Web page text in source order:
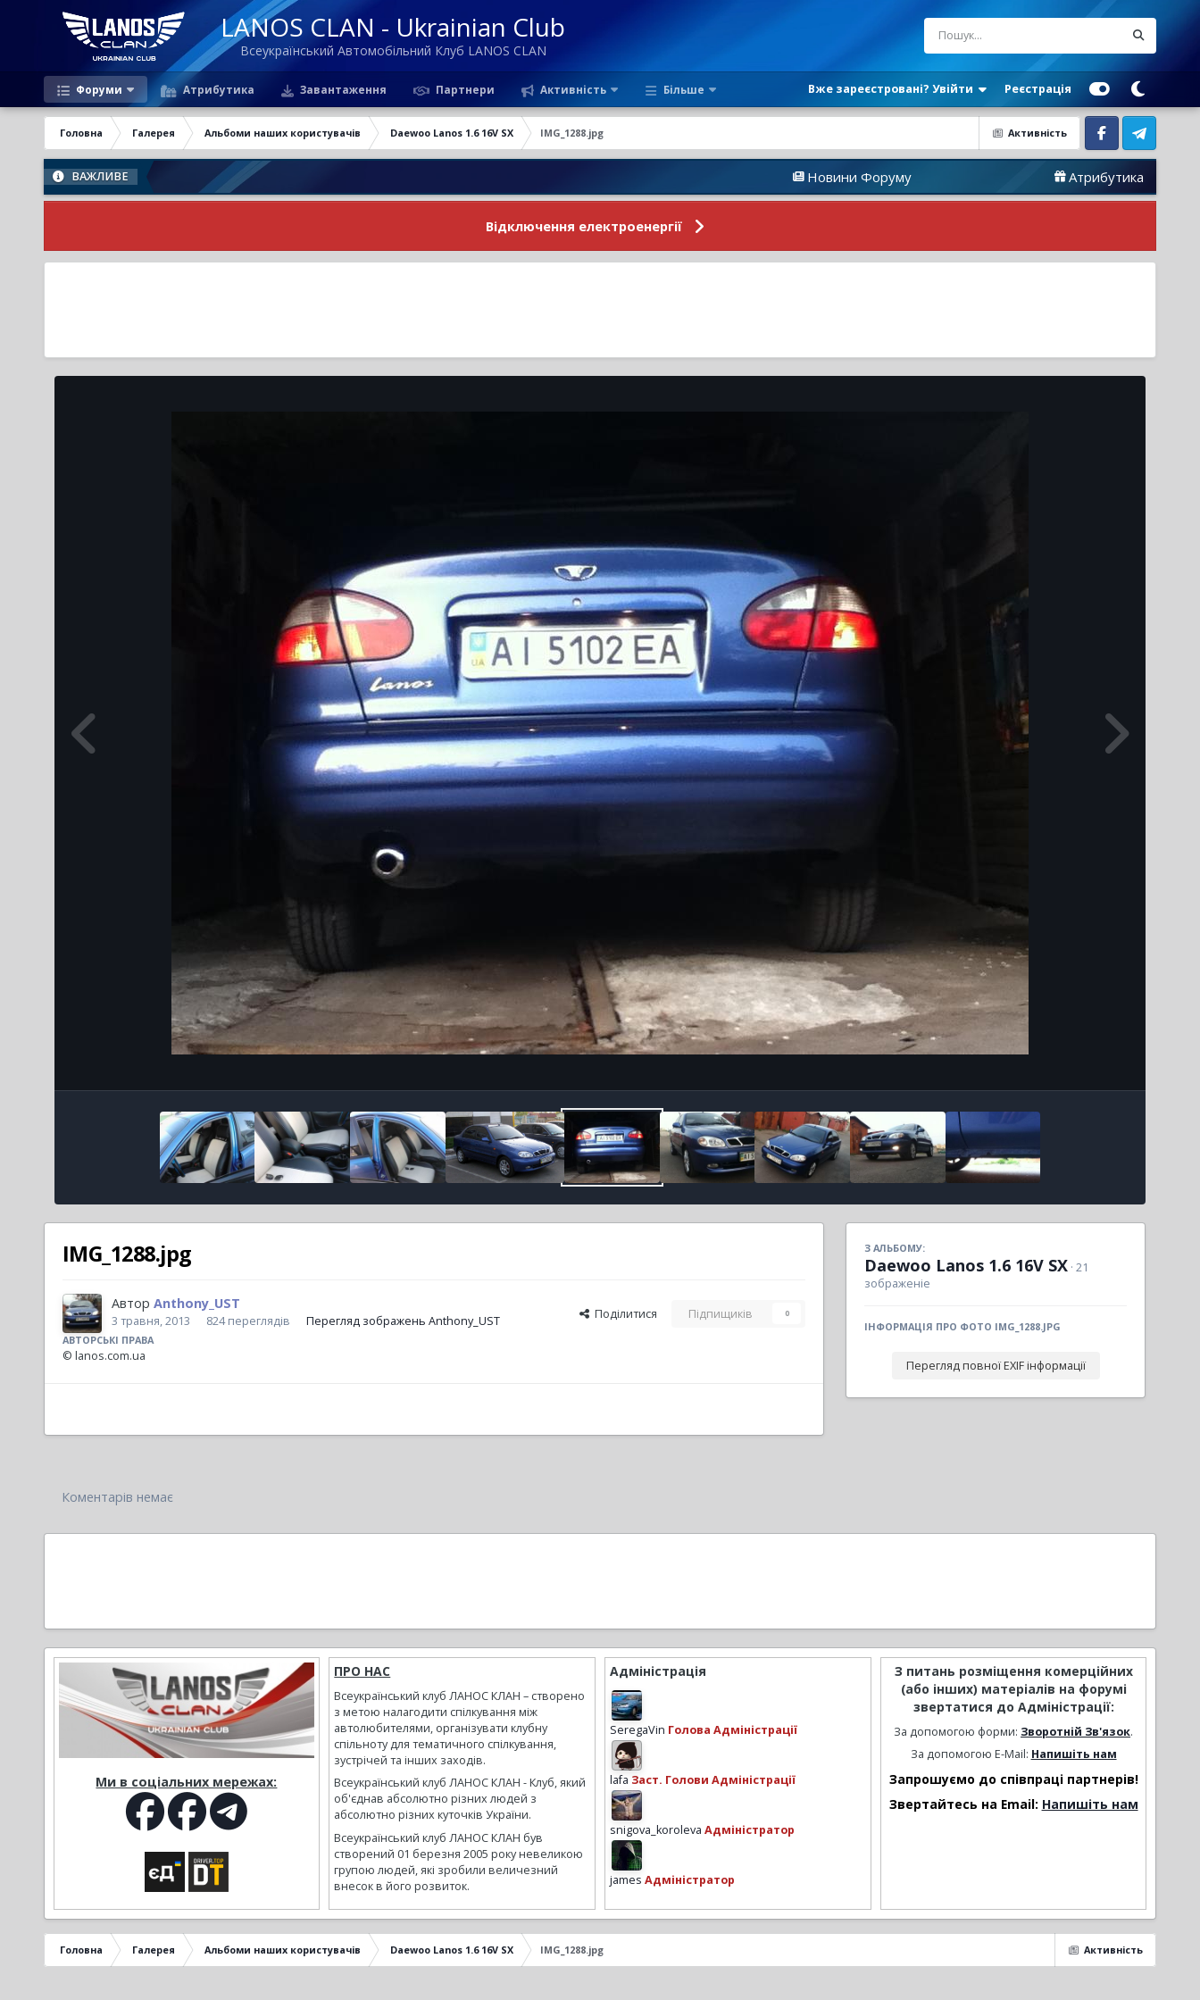
LANOS CLAN - Ukrainian Club
Всеукраїнський Автомобільний Клуб LANOS CLAN
Форуми Атрибутика Завантаження Партнери Активність Більше Вже зареєстровані? Увійти Реєстрація
Активність
Головна Галерея Альбоми наших користувачів Daewoo Lanos 1.6 16V SX IMG_1288.jpg
Facebook Telegram
ВАЖЛИВЕ Новини Форуму Атрибутика
Відключення електроенергії
IMG_1288.jpg
Автор Anthony_UST
3 травня, 2013 824 переглядів Перегляд зображень Anthony_UST Поділитися Підпищиків 0
АВТОРСЬКІ ПРАВА
© lanos.com.ua
З АЛЬБОМУ:
Daewoo Lanos 1.6 16V SX · 21
зображеніе
ІНФОРМАЦІЯ ПРО ФОТО IMG_1288.JPG
Перегляд повної EXIF інформації
Коментарів немає
Ми в соціальних мережах:
ПРО НАС
Всеукраїнський клуб ЛАНОС КЛАН – створено
з метою налагодити спілкування між
автолюбителями, організувати клубну
спільноту для тематичного спілкування,
зустрічей та інших заходів.
Всеукраїнський клуб ЛАНОС КЛАН - Клуб, який
об'єднав абсолютно різних людей з
абсолютно різних куточків України.
Всеукраїнський клуб ЛАНОС КЛАН був
створений 01 березня 2005 року невеликою
групою людей, які зробили величезний
внесок в його розвиток.
Адміністрація
SeregaVin Голова Адміністрації
lafa Заст. Голови Адміністрації
snigova_koroleva Адміністратор
james Адміністратор
З питань розміщення комерційних
(або інших) матеріалів на форумі
звертатися до Адміністрації:
За допомогою форми: Зворотній Зв'язок.
За допомогою E-Mail: Напишіть нам
Запрошуємо до співпраці партнерів!
Звертайтесь на Email: Напишіть нам
Активність
Головна Галерея Альбоми наших користувачів Daewoo Lanos 1.6 16V SX IMG_1288.jpg